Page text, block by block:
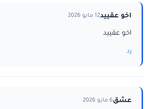
اخو عقييد12 مايو 2026
اخو عقييد
رد
عشق6 مايو 2026